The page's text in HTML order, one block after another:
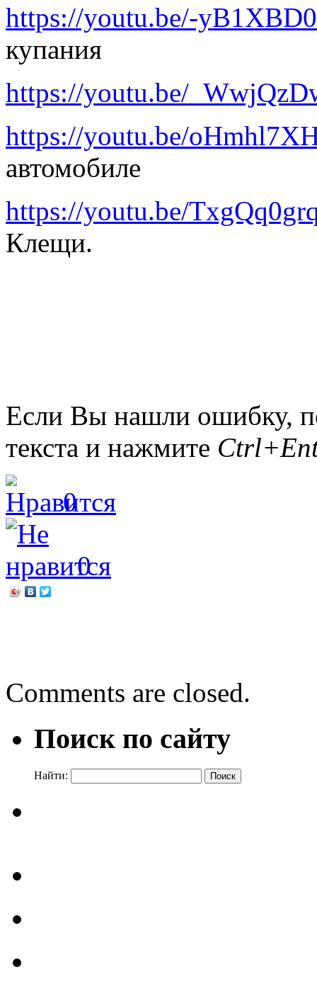
https://youtu.be/-
купания
https://youtu.be/
https://youtu.be/
автомобиле
https://youtu.be/
Клещи.
Если Вы нашли ошибку,
текста и нажмите
0
0
Comments are closed.
Поиск по сайту
Найти: